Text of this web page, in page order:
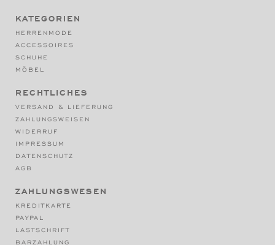
KATEGORIEN
HERRENMODE
ACCESSOIRES
SCHUHE
MÖBEL
RECHTLICHES
VERSAND & LIEFERUNG
ZAHLUNGSWEISEN
WIDERRUF
IMPRESSUM
DATENSCHUTZ
AGB
ZAHLUNGSWESEN
KREDITKARTE
PAYPAL
LASTSCHRIFT
BARZAHLUNG